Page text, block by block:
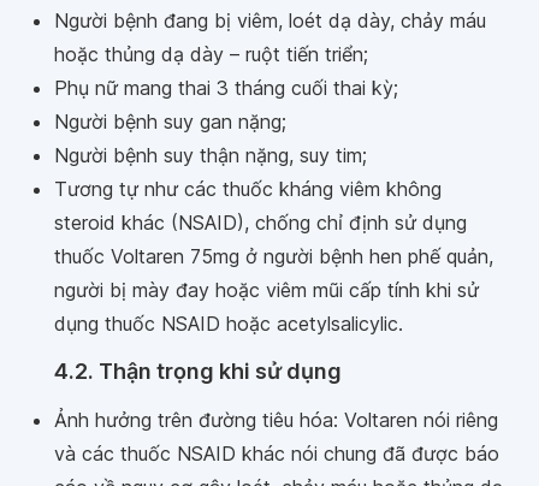
Người bệnh đang bị viêm, loét dạ dày, chảy máu
hoặc thủng dạ dày – ruột tiến triển;
Phụ nữ mang thai 3 tháng cuối thai kỳ;
Người bệnh suy gan nặng;
Người bệnh suy thận nặng, suy tim;
Tương tự như các thuốc kháng viêm không
steroid khác (NSAID), chống chỉ định sử dụng
thuốc Voltaren 75mg ở người bệnh hen phế quản,
người bị mày đay hoặc viêm mũi cấp tính khi sử
dụng thuốc NSAID hoặc acetylsalicylic.
4.2. Thận trọng khi sử dụng
Ảnh hưởng trên đường tiêu hóa: Voltaren nói riêng
và các thuốc NSAID khác nói chung đã được báo